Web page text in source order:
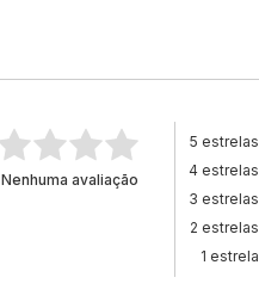
Nenhuma avaliação
5 estrelas
4 estrelas
3 estrelas
2 estrelas
1 estrela